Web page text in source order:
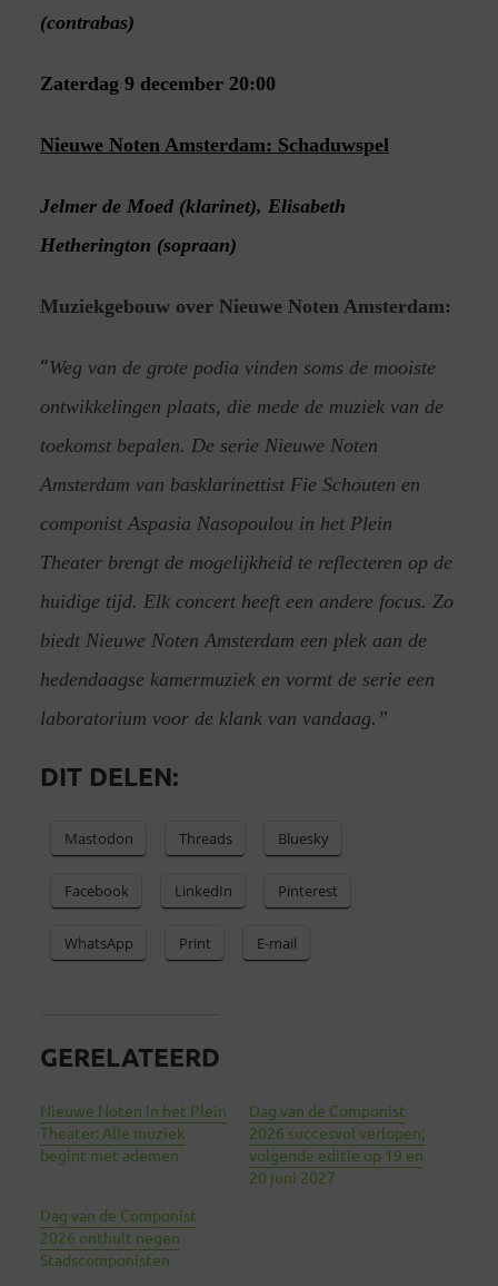
(contrabas)
Zaterdag 9 december 20:00
Nieuwe Noten Amsterdam: Schaduwspel
Jelmer de Moed (klarinet), Elisabeth
Hetherington (sopraan)
Muziekgebouw over Nieuwe Noten Amsterdam:
“Weg van de grote podia vinden soms de mooiste
ontwikkelingen plaats, die mede de muziek van de
toekomst bepalen. De serie Nieuwe Noten
Amsterdam van basklarinettist Fie Schouten en
componist Aspasia Nasopoulou in het Plein
Theater brengt de mogelijkheid te reflecteren op de
huidige tijd. Elk concert heeft een andere focus. Zo
biedt Nieuwe Noten Amsterdam een plek aan de
hedendaagse kamermuziek en vormt de serie een
laboratorium voor de klank van vandaag.”
DIT DELEN:
Mastodon Threads Bluesky
Facebook LinkedIn Pinterest
WhatsApp Print E-mail
GERELATEERD
Nieuwe Noten in het Plein
Theater: Alle muziek
begint met ademen
Dag van de Componist
2026 succesvol verlopen;
volgende editie op 19 en
20 juni 2027
Dag van de Componist
2026 onthult negen
Stadscomponisten